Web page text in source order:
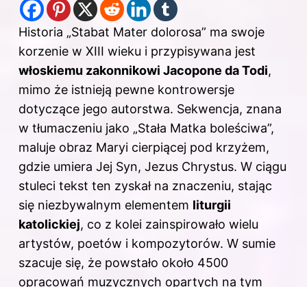
Historia „Stabat Mater dolorosa” ma swoje
korzenie w XIII wieku i przypisywana jest
włoskiemu zakonnikowi Jacopone da Todi,
mimo że istnieją pewne kontrowersje
dotyczące jego autorstwa. Sekwencja, znana
w tłumaczeniu jako „Stała Matka boleściwa”,
maluje obraz Maryi cierpiącej pod krzyżem,
gdzie umiera Jej Syn, Jezus Chrystus. W ciągu
stuleci tekst ten zyskał na znaczeniu, stając
się niezbywalnym elementem liturgii
katolickiej, co z kolei zainspirowało wielu
artystów, poetów i kompozytorów. W sumie
szacuje się, że powstało około 4500
opracowań muzycznych opartych na tym